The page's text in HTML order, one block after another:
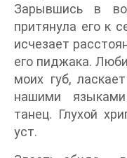
Зарывшись в
притянула его к
исчезает
его пиджака.
моих губ,
нашими
танец. Глухой
уст.